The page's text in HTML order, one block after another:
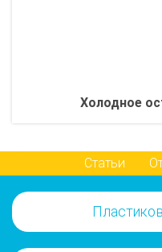
Холодное
Статьи